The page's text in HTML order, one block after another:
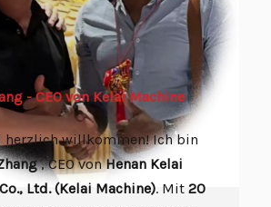
- CEO von Kelai Machine
herzlich willkommen! Ich bin
, CEO vonHenan Kelai
Ltd. (Kelai Machine). Mit 20